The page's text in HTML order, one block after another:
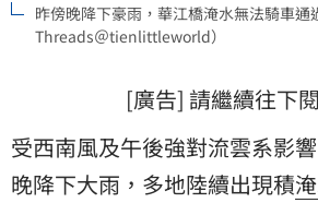
昨傍晚降下豪雨，華江橋淹水無法騎車通
Threads＠tienlittleworld）
[廣告] 請繼續往下
受西南風及午後強對流雲系影
晚降下大雨，多地陸續出現積